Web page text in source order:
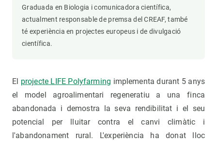
Graduada en Biologia i comunicadora científica,
actualment responsable de premsa del CREAF, també
té experiència en projectes europeus i de divulgació
científica.
El projecte LIFE Polyfarming implementa durant 5 anys
el model agroalimentari regeneratiu a una finca
abandonada i demostra la seva rendibilitat i el seu
potencial per lluitar contra el canvi climàtic i
l'abandonament rural. L'experiència ha donat lloc